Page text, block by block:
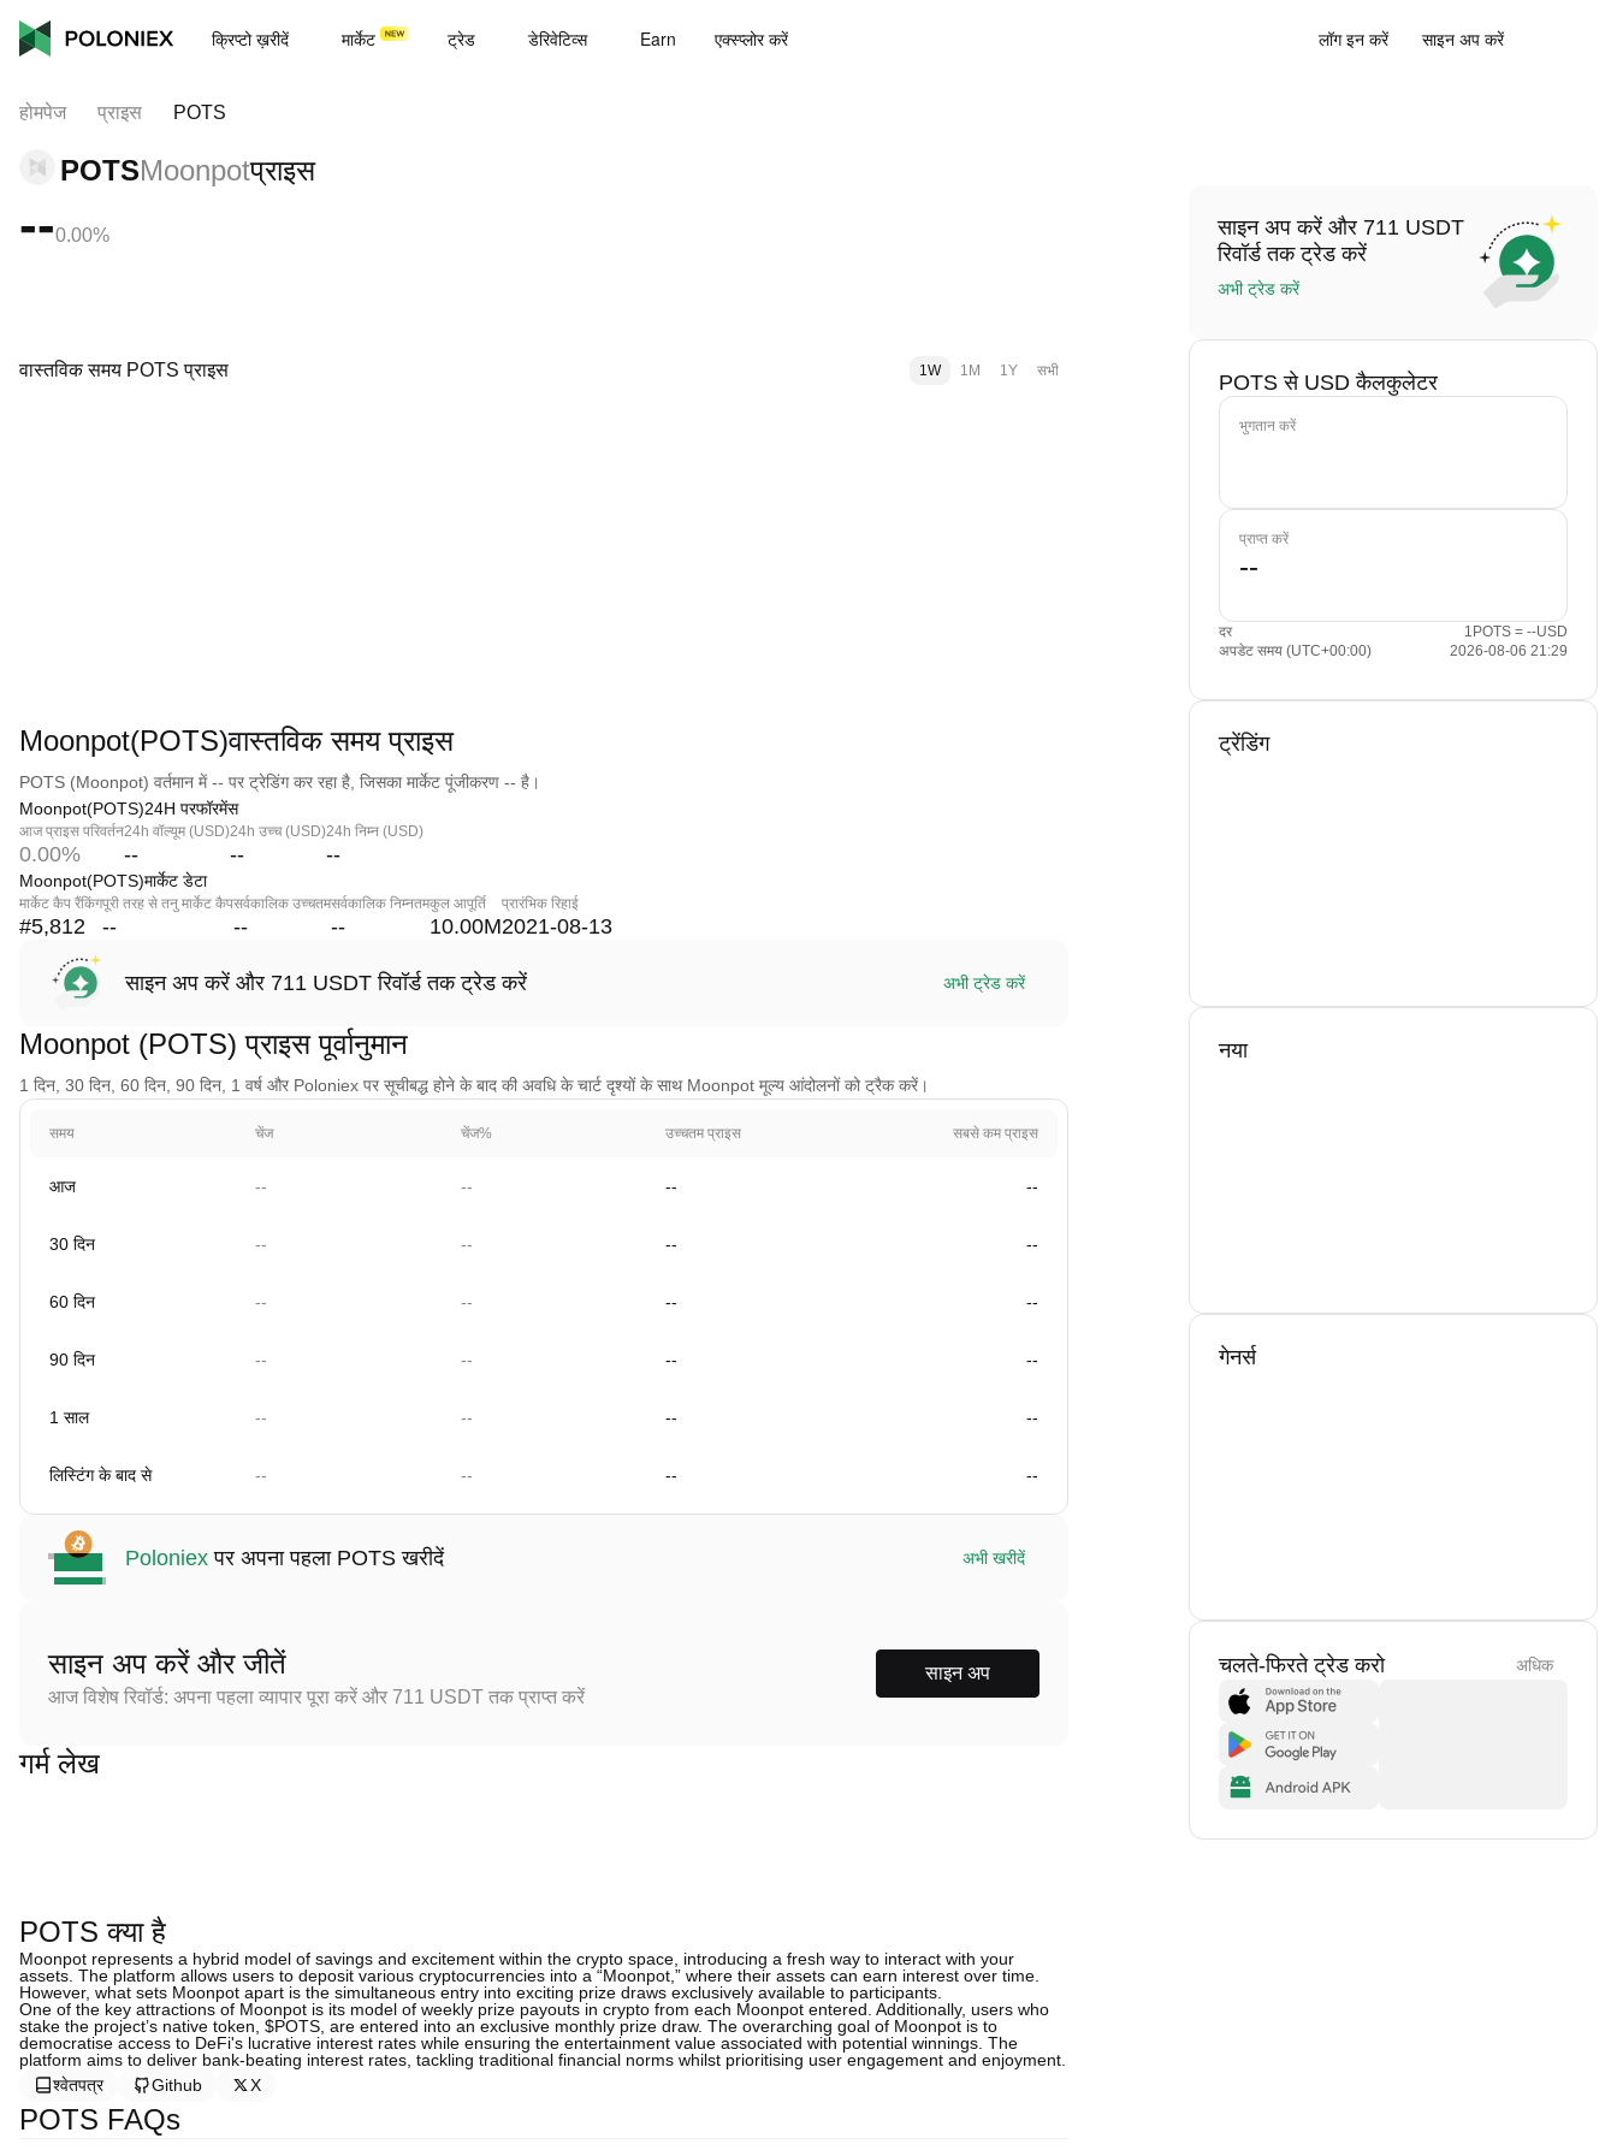
क्रिप्टो ख़रीदें मार्केट ट्रेड डेरिवेटिव्स Earn एक्स्प्लोर करें लॉग इन करें साइन अप करें
होमपेज प्राइस POTS
POTSMoonpotप्राइस
--0.00%
वास्तविक समय POTS प्राइस 1W 1M 1Y सभी
Moonpot(POTS)वास्तविक समय प्राइस
POTS (Moonpot) वर्तमान में -- पर ट्रेडिंग कर रहा है, जिसका मार्केट पूंजीकरण -- है।
Moonpot(POTS)24H परफॉरमेंस
आज प्राइस परिवर्तन
0.00%
24h वॉल्यूम (USD)
--
24h उच्च (USD)
--
24h निम्न (USD)
--
Moonpot(POTS)मार्केट डेटा
मार्केट कैप रैंकिंग
#5,812
पूरी तरह से तनु मार्केट कैप
--
सर्वकालिक उच्चतम
--
सर्वकालिक निम्नतम
--
कुल आपूर्ति
10.00M
प्रारंभिक रिहाई
2021-08-13
साइन अप करें और 711 USDT रिवॉर्ड तक ट्रेड करें अभी ट्रेड करें
Moonpot (POTS) प्राइस पूर्वानुमान
1 दिन, 30 दिन, 60 दिन, 90 दिन, 1 वर्ष और Poloniex पर सूचीबद्ध होने के बाद की अवधि के चार्ट दृश्यों के साथ Moonpot मूल्य आंदोलनों को ट्रैक करें।
समय चेंज चेंज% उच्चतम प्राइस सबसे कम प्राइस
आज -- -- -- --
30 दिन -- -- -- --
60 दिन -- -- -- --
90 दिन -- -- -- --
1 साल -- -- -- --
लिस्टिंग के बाद से -- -- -- --
Poloniex पर अपना पहला POTS खरीदें अभी खरीदें
साइन अप करें और जीतें
आज विशेष रिवॉर्ड: अपना पहला व्यापार पूरा करें और 711 USDT तक प्राप्त करें
साइन अप
गर्म लेख
POTS क्या है
Moonpot represents a hybrid model of savings and excitement within the crypto space, introducing a fresh way to interact with your
assets. The platform allows users to deposit various cryptocurrencies into a “Moonpot,” where their assets can earn interest over time.
However, what sets Moonpot apart is the simultaneous entry into exciting prize draws exclusively available to participants.
One of the key attractions of Moonpot is its model of weekly prize payouts in crypto from each Moonpot entered. Additionally, users who
stake the project’s native token, $POTS, are entered into an exclusive monthly prize draw. The overarching goal of Moonpot is to
democratise access to DeFi's lucrative interest rates while ensuring the entertainment value associated with potential winnings. The
platform aims to deliver bank-beating interest rates, tackling traditional financial norms whilst prioritising user engagement and enjoyment.
श्वेतपत्र
Github X
POTS FAQs
साइन अप करें और 711 USDT
रिवॉर्ड तक ट्रेड करें
अभी ट्रेड करें
POTS से USD कैलकुलेटर
भुगतान करें
प्राप्त करें
दर
1POTS = --USD
अपडेट समय (UTC+00:00)
2026-08-06 21:29
ट्रेंडिंग
नया
गेनर्स
चलते-फिरते ट्रेड करो अधिक